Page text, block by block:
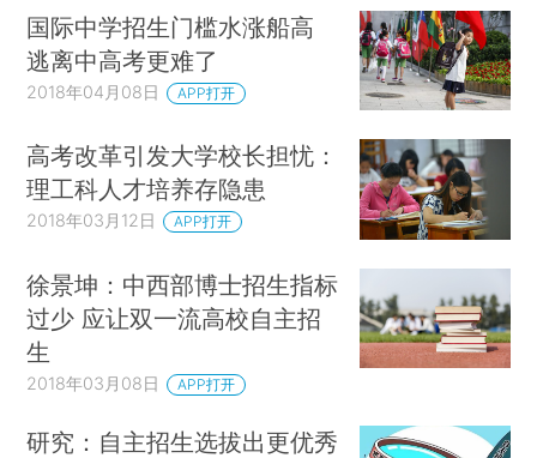
国际中学招生门槛水涨船高
逃离中高考更难了
2018年04月08日 APP打开
高考改革引发大学校长担忧：
理工科人才培养存隐患
2018年03月12日 APP打开
徐景坤：中西部博士招生指标
过少 应让双一流高校自主招
生
2018年03月08日 APP打开
研究：自主招生选拔出更优秀